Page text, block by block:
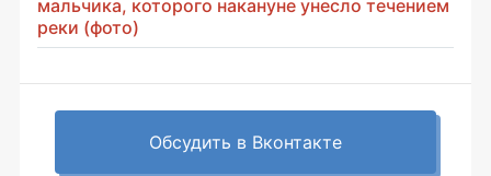
мальчика, которого накануне унесло течением
реки (фото)
Обсудить в Вконтакте